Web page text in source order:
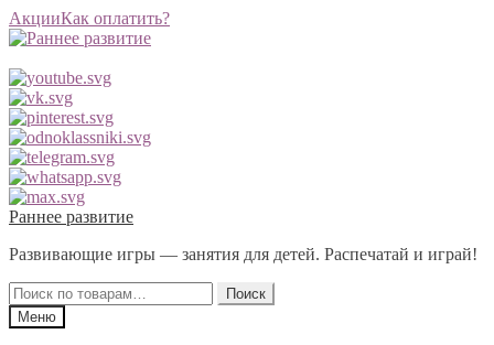
АкцииКак оплатить?
Перейти
навигации
Перейти
содержимому
Раннее развитие
Развивающие игры — занятия для детей. Распечатай и играй!
Искать:
Поиск
Меню